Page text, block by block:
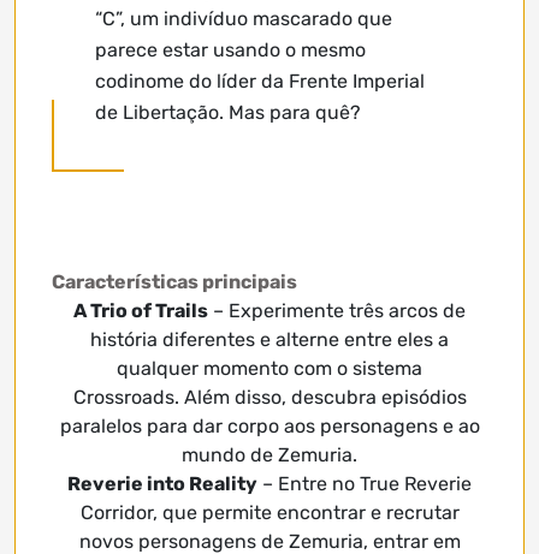
“C”, um indivíduo mascarado que
parece estar usando o mesmo
codinome do líder da Frente Imperial
de Libertação. Mas para quê?
Características principais
A Trio of Trails – Experimente três arcos de
história diferentes e alterne entre eles a
qualquer momento com o sistema
Crossroads. Além disso, descubra episódios
paralelos para dar corpo aos personagens e ao
mundo de Zemuria.
Reverie into Reality – Entre no True Reverie
Corridor, que permite encontrar e recrutar
novos personagens de Zemuria, entrar em